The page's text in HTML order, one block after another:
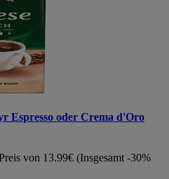
Espresso oder Crema d'Oro
von 13.99€ (Insgesamt -30%